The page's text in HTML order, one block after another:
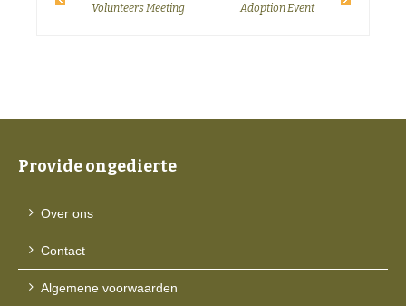
Volunteers Meeting
Adoption Event
Provide ongedierte
Over ons
Contact
Algemene voorwaarden